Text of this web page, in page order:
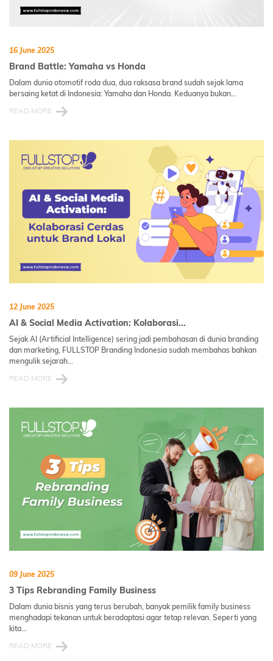
16 June 2025
Brand Battle: Yamaha vs Honda
Dalam dunia otomotif roda dua, dua raksasa brand sudah sejak lama
bersaing ketat di Indonesia: Yamaha dan Honda. Keduanya bukan...
READ MORE
12 June 2025
AI & Social Media Activation: Kolaborasi...
Sejak AI (Artificial Intelligence) sering jadi pembahasan di dunia branding
dan marketing, FULLSTOP Branding Indonesia sudah membahas bahkan
mengulik sejarah...
READ MORE
09 June 2025
3 Tips Rebranding Family Business
Dalam dunia bisnis yang terus berubah, banyak pemilik family business
menghadapi tekanan untuk beradaptasi agar tetap relevan. Seperti yang
kita...
READ MORE